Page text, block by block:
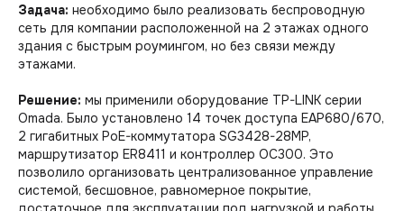
Задача: необходимо было реализовать беспроводную
сеть для компании расположенной на 2 этажах одного
здания с быстрым роумингом, но без связи между
этажами.
Решение: мы применили оборудование TP-LINK серии
Omada. Было установлено 14 точек доступа EAP680/670,
2 гигабитных PoE-коммутатора SG3428-28MP,
маршрутизатор ER8411 и контроллер OC300. Это
позволило организовать централизованное управление
системой, бесшовное, равномерное покрытие,
Радиопланирование Wi-Fi
Радиообследование Wi-Fi
Создаем Wi-Fi
Кабельные сети (СКС)
Отповолоконные сети
Локальные сети (ЛВС)
Проектирование сетей
Строим фундамент